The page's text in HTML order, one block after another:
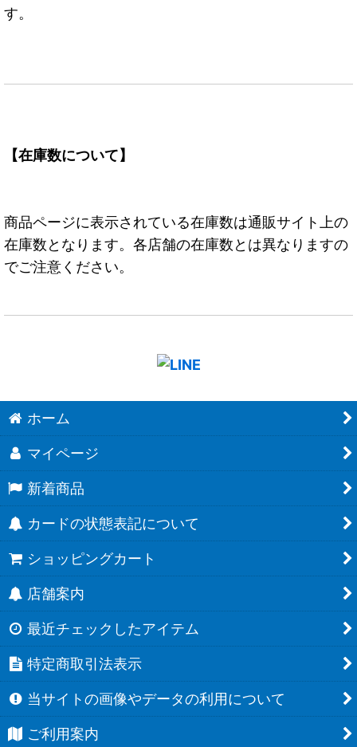
す。
【在庫数について】
商品ページに表示されている在庫数は通販サイト上の
在庫数となります。各店舗の在庫数とは異なりますの
でご注意ください。
ホーム
マイページ
新着商品
カードの状態表記について
ショッピングカート
店舗案内
最近チェックしたアイテム
特定商取引法表示
当サイトの画像やデータの利用について
ご利用案内